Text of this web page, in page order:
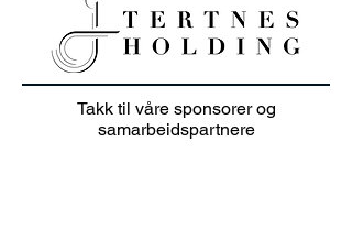
20% sommer salg på
klær i juli 👕🏌️‍♀️
Takk til våre sponsorer og
samarbeidspartnere